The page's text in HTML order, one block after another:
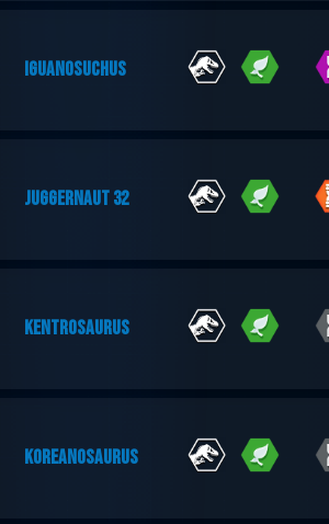
IGUANOSUCHUS
JUGGERNAUT 32
KENTROSAURUS
KOREANOSAURUS